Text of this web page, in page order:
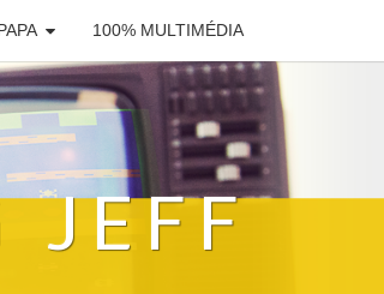
100% MULTIMÉDIA
JEFF